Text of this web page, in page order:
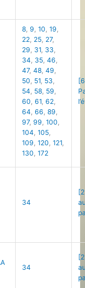
8, 9,10,19,
22, 25, 27,
29, 31, 33,
34, 35,46,
47,48,49,
50, 51, 53,
54, 58, 59,
60,61,62,
64,66,89,
97, 99,100,
104,105,
109,120,121,
130,172
34
34